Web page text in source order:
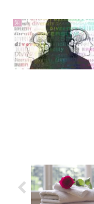
知